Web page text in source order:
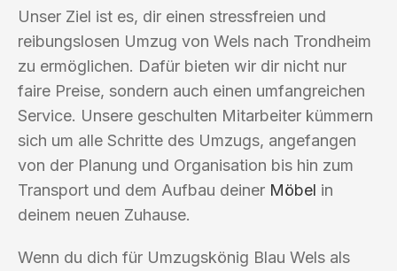
Unser Ziel ist es, dir einen stressfreien und
reibungslosen Umzug von Wels nach Trondheim
zu ermöglichen. Dafür bieten wir dir nicht nur
faire Preise, sondern auch einen umfangreichen
Service. Unsere geschulten Mitarbeiter kümmern
sich um alle Schritte des Umzugs, angefangen
von der Planung und Organisation bis hin zum
Transport und dem Aufbau deiner Möbel in
deinem neuen Zuhause.
Wenn du dich für Umzugskönig Blau Wels als